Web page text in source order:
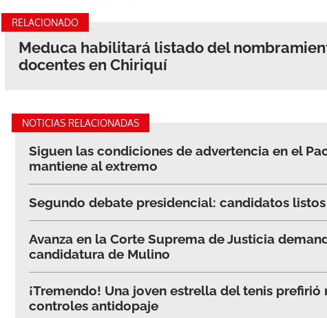
RELACIONADO
Meduca habilitará listado del
docentes en Chiriquí
NOTICIAS RELACIONADAS
Siguen las condiciones de advertencia en el
mantiene al extremo
Segundo debate presidencial: candidatos
Avanza en la Corte Suprema de Justicia
candidatura de Mulino
¡Tremendo! Una joven estrella del tenis
controles antidopaje